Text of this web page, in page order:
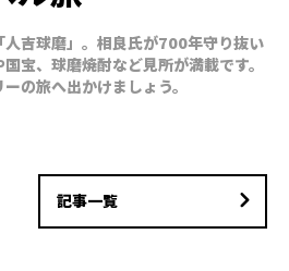
吉球磨」。相良氏が700年守り抜い
宝、球磨焼酎など見所が満載です。
の旅へ出かけましょう。
記事一覧